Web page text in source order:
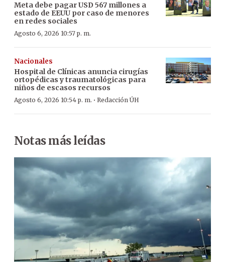
Meta debe pagar USD 567 millones a
estado de EEUU por caso de menores
en redes sociales
Agosto 6, 2026 10:57 p. m.
Nacionales
Hospital de Clínicas anuncia cirugías
ortopédicas y traumatológicas para
niños de escasos recursos
Agosto 6, 2026 10:54 p. m. · Redacción ÚH
Notas más leídas